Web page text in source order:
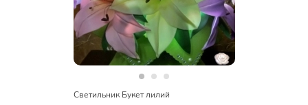
Светильник Букет лилий